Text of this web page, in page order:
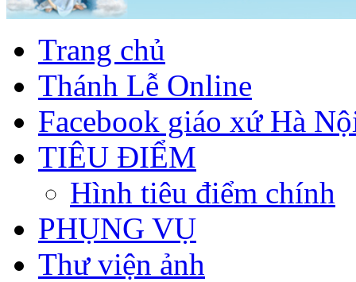
Trang chủ
Thánh Lễ Online
Facebook giáo xứ Hà
TIÊU ĐIỂM
Hình tiêu điểm chính
PHỤNG VỤ
Thư viện ảnh